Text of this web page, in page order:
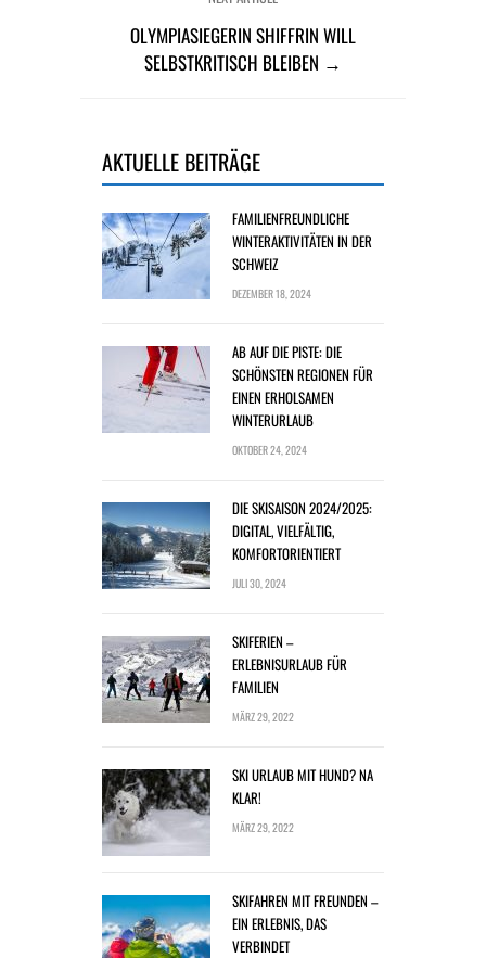
OLYMPIASIEGERIN SHIFFRIN WILL
SELBSTKRITISCH BLEIBEN →
AKTUELLE BEITRÄGE
FAMILIENFREUNDLICHE
WINTERAKTIVITÄTEN IN DER
SCHWEIZ
DEZEMBER 18, 2024
AB AUF DIE PISTE: DIE
SCHÖNSTEN REGIONEN FÜR
EINEN ERHOLSAMEN
WINTERURLAUB
OKTOBER 24, 2024
DIE SKISAISON 2024/2025:
DIGITAL, VIELFÄLTIG,
KOMFORTORIENTIERT
JULI 30, 2024
SKIFERIEN –
ERLEBNISURLAUB FÜR
FAMILIEN
MÄRZ 29, 2022
SKI URLAUB MIT HUND? NA
KLAR!
MÄRZ 29, 2022
SKIFAHREN MIT FREUNDEN –
EIN ERLEBNIS, DAS
VERBINDET